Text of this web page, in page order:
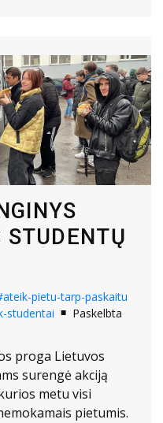
pietu-tarp-paskaitu
studentai
Paskelbta
proga Lietuvos
surengė akciją
metu visi
pietumis.